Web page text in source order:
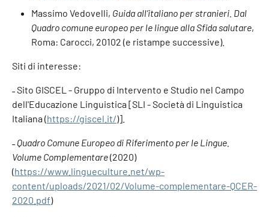
Massimo Vedovelli, Guida all’italiano per stranieri. Dal
Quadro comune europeo per le lingue alla Sfida salutare,
Roma: Carocci, 20102 (e ristampe successive).
Siti di interesse:
˗ Sito GISCEL - Gruppo di Intervento e Studio nel Campo
dell'Educazione Linguistica [SLI - Società di Linguistica
Italiana (https://giscel.it/)].
˗Quadro Comune Europeo di Riferimento per le Lingue.
Volume Complementare(2020)
(https://www.lingueculture.net/wp-
content/uploads/2021/02/Volume-complementare-QCER-
2020.pdf)